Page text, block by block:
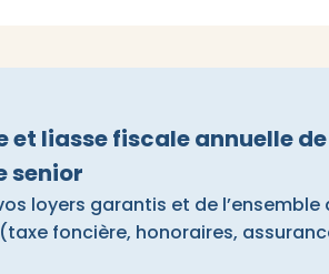
et liasse fiscale annuelle
senior
loyers garantis et de l’ensemble
foncière, honoraires,